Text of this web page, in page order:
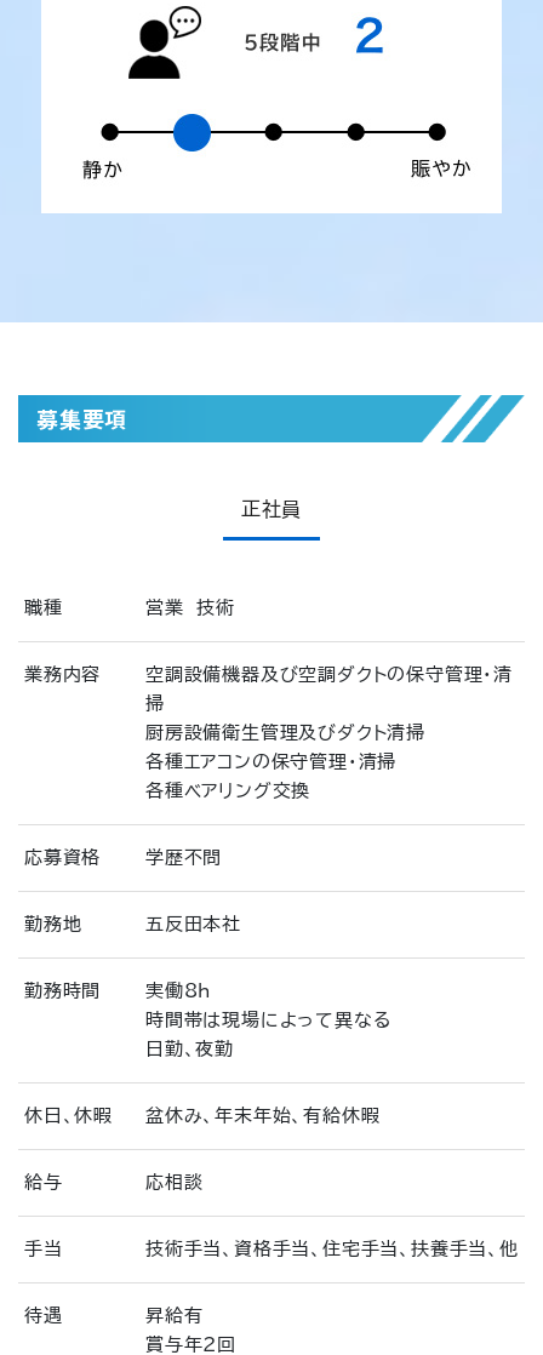
募集要項
正社員
職種 営業 技術
業務内容
空調設備機器及び空調ダクトの保守管理・清
掃
厨房設備衛生管理及びダクト清掃
各種エアコンの保守管理・清掃
各種ベアリング交換
応募資格 学歴不問
勤務地 五反田本社
勤務時間
実働8h
時間帯は現場によって異なる
日勤、夜勤
休日、休暇 盆休み、年末年始、有給休暇
給与 応相談
手当 技術手当、資格手当、住宅手当、扶養手当、他
待遇
昇給有
賞与年2回